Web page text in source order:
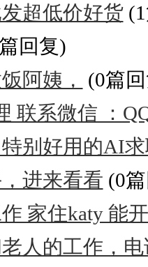
超低价好货(1
回复)
阿姨，
(0篇
联系微信 ：
特别好用的AI
进来看看 (0
家住katy 能
人的工作，电